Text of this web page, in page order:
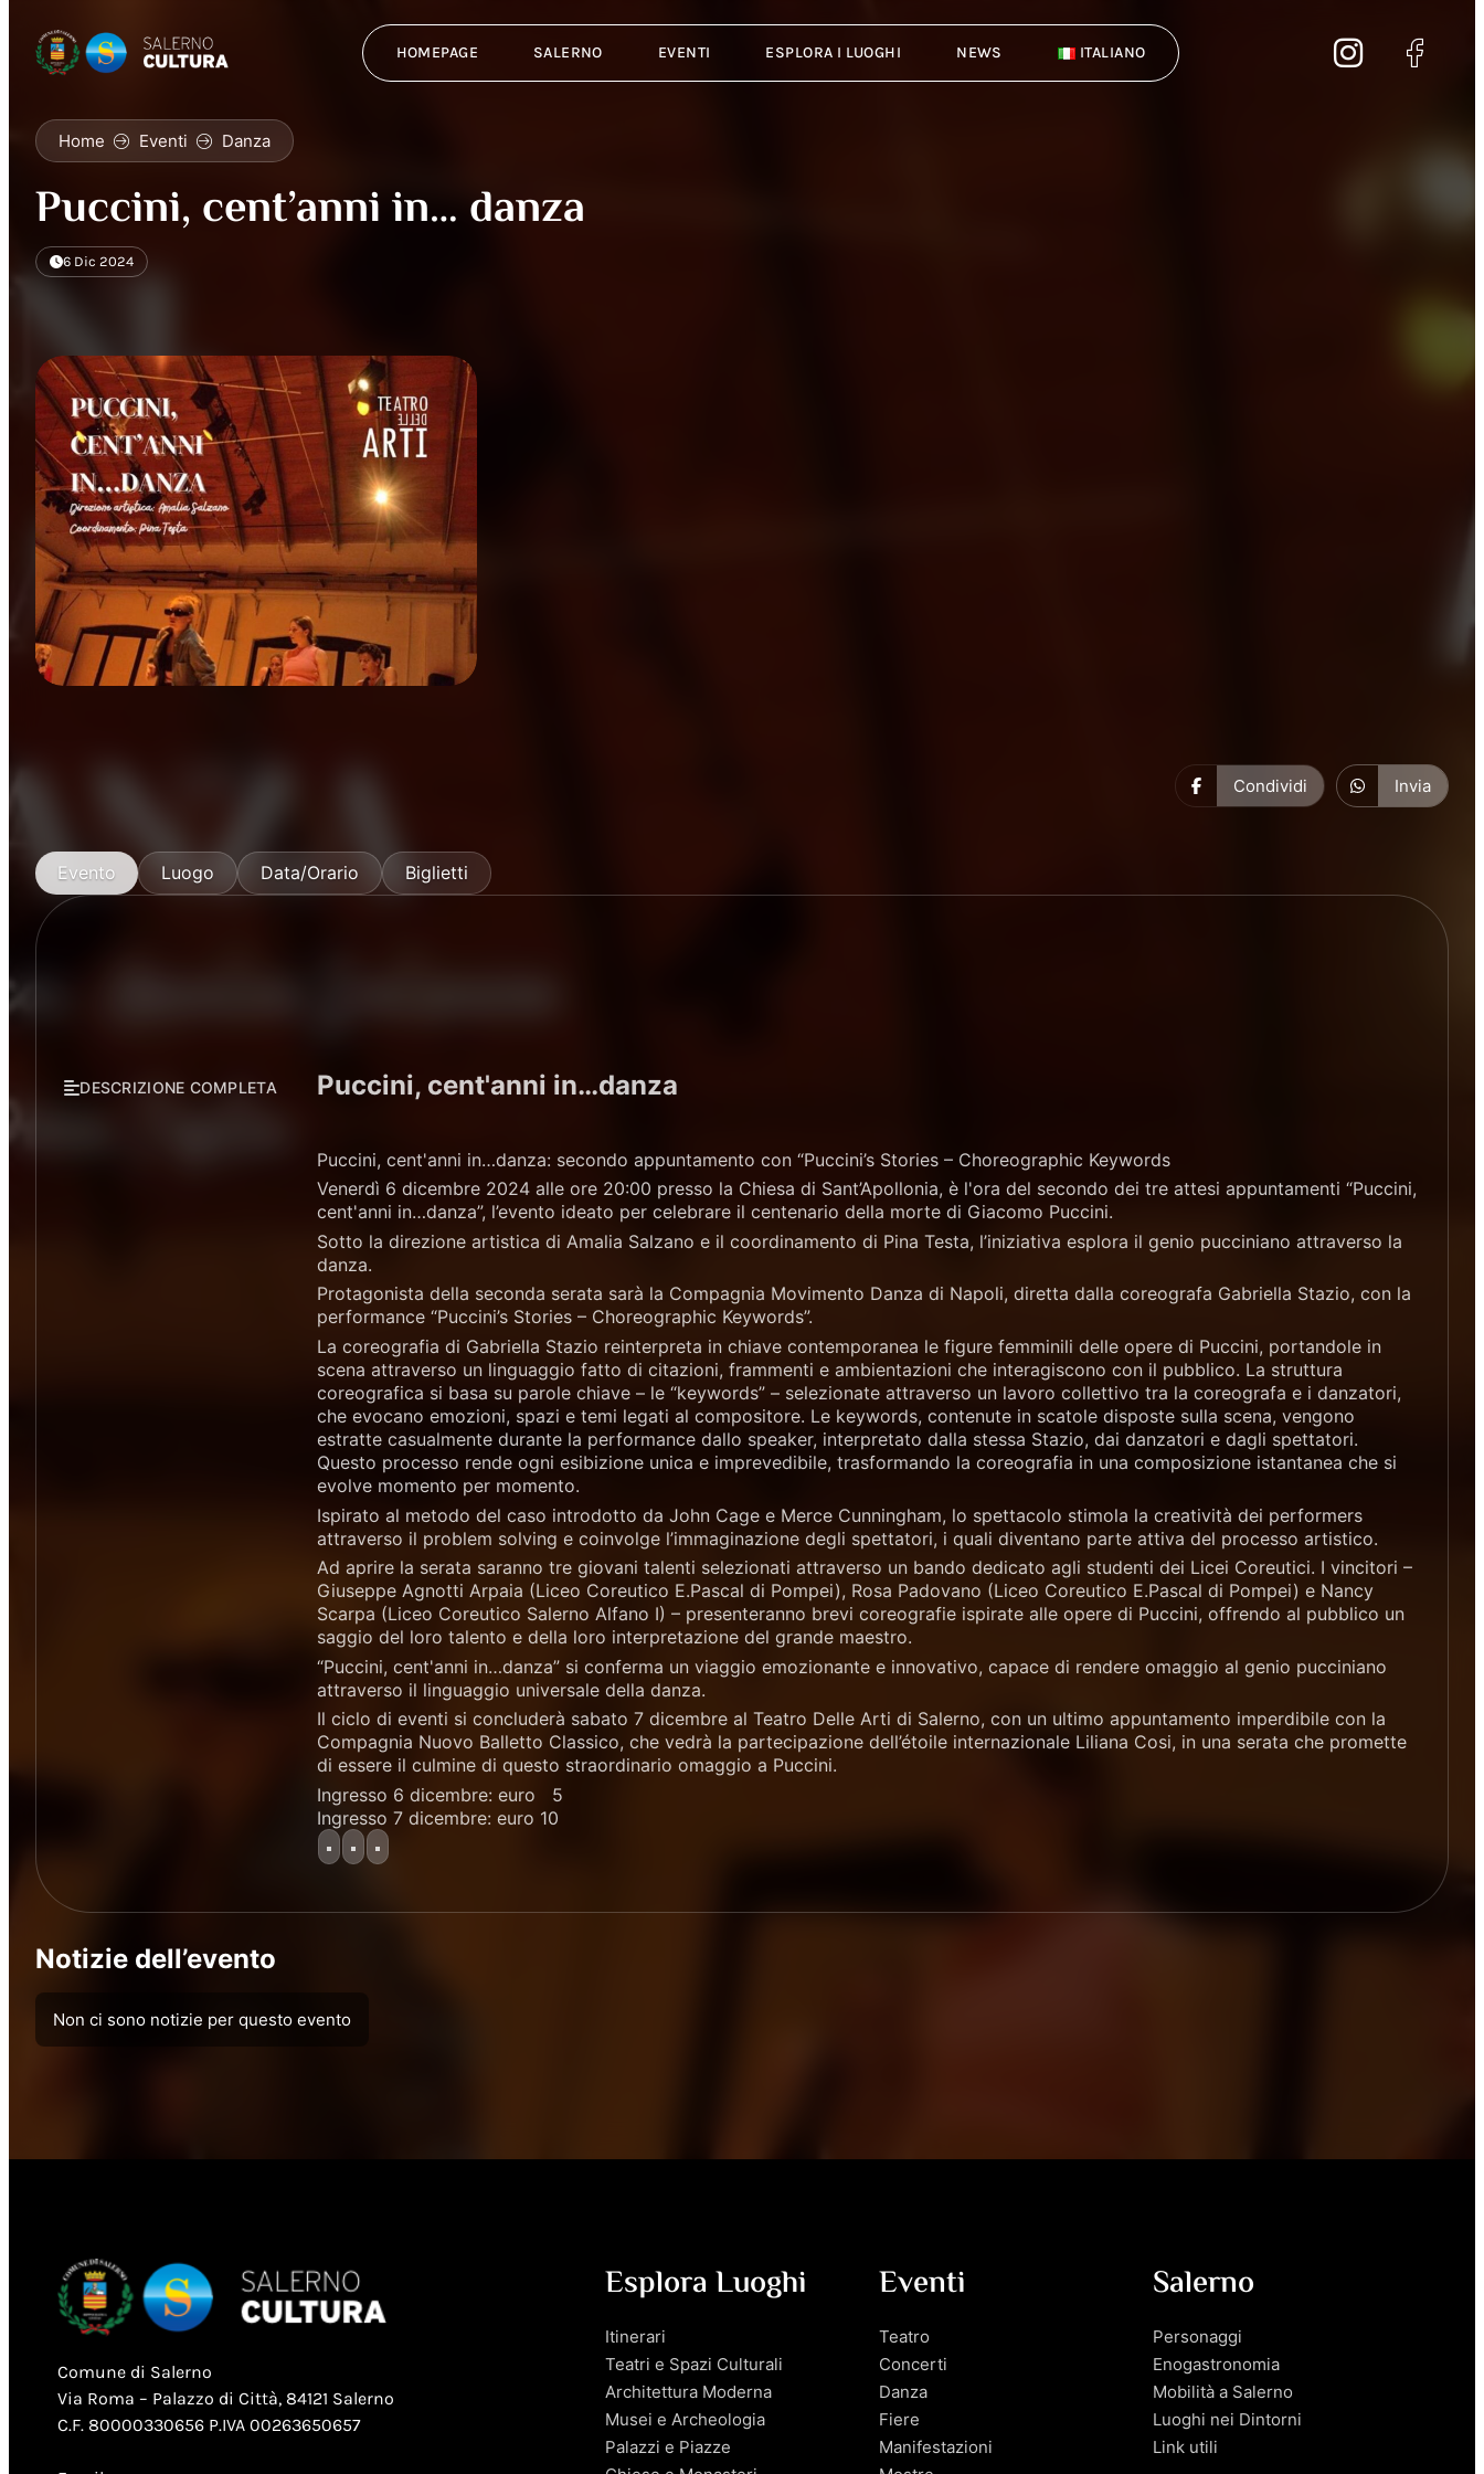
HOMEPAGE SALERNO EVENTI ESPLORA I LUOGHI NEWS ITALIANO
Home Eventi Danza
Puccini, cent’anni in… danza
6 Dic 2024
Condividi Invia
Evento Luogo Data/Orario Biglietti
DESCRIZIONE COMPLETA Puccini, cent'anni in…danza
Puccini, cent'anni in…danza: secondo appuntamento con “Puccini’s Stories – Choreographic Keywords
Venerdì 6 dicembre 2024 alle ore 20:00 presso la Chiesa di Sant’Apollonia, è l'ora del secondo dei tre attesi appuntamenti “Puccini,
cent'anni in…danza”, l’evento ideato per celebrare il centenario della morte di Giacomo Puccini.
Sotto la direzione artistica di Amalia Salzano e il coordinamento di Pina Testa, l’iniziativa esplora il genio pucciniano attraverso la
danza.
Protagonista della seconda serata sarà la Compagnia Movimento Danza di Napoli, diretta dalla coreografa Gabriella Stazio, con la
performance “Puccini’s Stories – Choreographic Keywords”.
La coreografia di Gabriella Stazio reinterpreta in chiave contemporanea le figure femminili delle opere di Puccini, portandole in
scena attraverso un linguaggio fatto di citazioni, frammenti e ambientazioni che interagiscono con il pubblico. La struttura
coreografica si basa su parole chiave – le “keywords” – selezionate attraverso un lavoro collettivo tra la coreografa e i danzatori,
che evocano emozioni, spazi e temi legati al compositore. Le keywords, contenute in scatole disposte sulla scena, vengono
estratte casualmente durante la performance dallo speaker, interpretato dalla stessa Stazio, dai danzatori e dagli spettatori.
Questo processo rende ogni esibizione unica e imprevedibile, trasformando la coreografia in una composizione istantanea che si
evolve momento per momento.
Ispirato al metodo del caso introdotto da John Cage e Merce Cunningham, lo spettacolo stimola la creatività dei performers
attraverso il problem solving e coinvolge l’immaginazione degli spettatori, i quali diventano parte attiva del processo artistico.
Ad aprire la serata saranno tre giovani talenti selezionati attraverso un bando dedicato agli studenti dei Licei Coreutici. I vincitori –
Giuseppe Agnotti Arpaia (Liceo Coreutico E.Pascal di Pompei), Rosa Padovano (Liceo Coreutico E.Pascal di Pompei) e Nancy
Scarpa (Liceo Coreutico Salerno Alfano I) – presenteranno brevi coreografie ispirate alle opere di Puccini, offrendo al pubblico un
saggio del loro talento e della loro interpretazione del grande maestro.
“Puccini, cent'anni in…danza” si conferma un viaggio emozionante e innovativo, capace di rendere omaggio al genio pucciniano
attraverso il linguaggio universale della danza.
Il ciclo di eventi si concluderà sabato 7 dicembre al Teatro Delle Arti di Salerno, con un ultimo appuntamento imperdibile con la
Compagnia Nuovo Balletto Classico, che vedrà la partecipazione dell’étoile internazionale Liliana Cosi, in una serata che promette
di essere il culmine di questo straordinario omaggio a Puccini.
Ingresso 6 dicembre: euro 5
Ingresso 7 dicembre: euro 10
Notizie dell’evento
Non ci sono notizie per questo evento
Comune di Salerno
Via Roma – Palazzo di Città, 84121 Salerno
C.F. 80000330656 P.IVA 00263650657
Esplora Luoghi
Itinerari
Teatri e Spazi Culturali
Architettura Moderna
Musei e Archeologia
Palazzi e Piazze
Eventi
Teatro
Concerti
Danza
Fiere
Manifestazioni
Salerno
Personaggi
Enogastronomia
Mobilità a Salerno
Luoghi nei Dintorni
Link utili